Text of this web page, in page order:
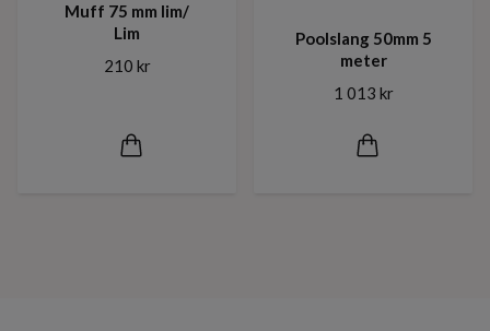
Muff 75 mm lim/
Lim
210 kr
Poolslang 50mm 5
meter
1 013 kr